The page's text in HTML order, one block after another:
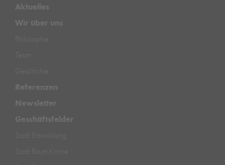
Aktuelles
Wir über uns
Philosophie
Team
Geschichte
Referenzen
Newsletter
Geschäftsfelder
Stadt.Entwicklung
Stadt.Raum.Kirche